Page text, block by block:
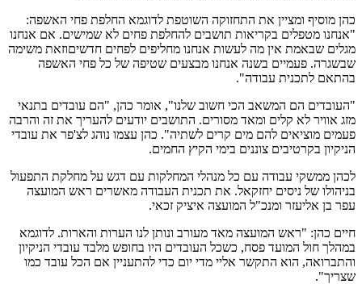
כהן מוסיף ומציין את התחזוקה השוטפת לדוגמא החלפת פחי האשפה:
"אנחנו מטפלים בקריאות תושבים להחלפת פחים לא שמישים. אם אנחנו
מגלים שבאמת אין מה לעשות אנחנו מחליפים לפחים חדשיםוזאת משימה
שבשגרה. פעמיים בשנה אנחנו מבצעים שטיפה של כל פחי האשפה
בהתאם לתכנית עבודה".
"העובדים הם המשאב הכי חשוב שלנו", אומר כהן, "הם עובדים בתנאי
מזג אוויר לא קלים ומאד מסורים. התושבים יודעים להעריך את זה והרבה
פעמים מוציאים להם מים קרים לשתיה". כהן עצמו נוהג לצ'פר את עובדי
הניקיון בקרטיבים צוננים בימי הקיץ החמים.
לכהן ממשקי עבודה עם כל מנהלי המחלקות עם דגש על מחלקת התפעול
בניהולו של ניסים יחזקאל. את תכנית העבודה מאשרים ראש המועצה
עפר בן אליעזר ומנכ"ל המועצה איציק זכאי.
חיים כהן: "ראש המועצה מאד מעורב ונותן לנו הערות והארות. לדוגמא
במהלך חול המועד פסח, כשכל העובדים היו בחופש מלבד עובדי הניקיון
והתברואה, הוא התקשר אליי מדי יום כדי להתעניין אם הכל עובד כמו
שצריך".